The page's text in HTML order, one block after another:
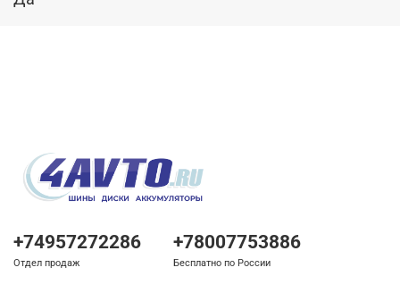
+74957272286
Отдел продаж
+78007753886
Бесплатно по России